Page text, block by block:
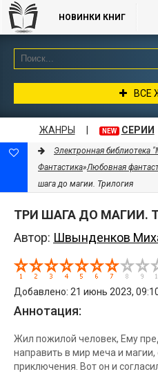
НОВИНКИ КНИГ
ВСЕ
ЖАНРЫ NEW СЕРИИ
Электронная библиотека
Фантастика»Любовная
шага до магии. Трилогия
ТРИ ШАГА ДО МАГИИ.
Автор: Швынденков
Добавлено: 21 июнь 2023,
Аннотация:
Жил пожилой человек, Ему
направить в мир меча и
приключения. Вот он и